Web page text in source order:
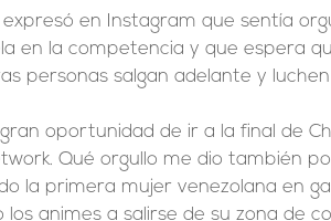
en la competencia y que espera
personas salgan adelante y
gran oportunidad de ir a la final de
Qué orgullo me dio también
la primera mujer venezolana en
los animes a salirse de su zona de